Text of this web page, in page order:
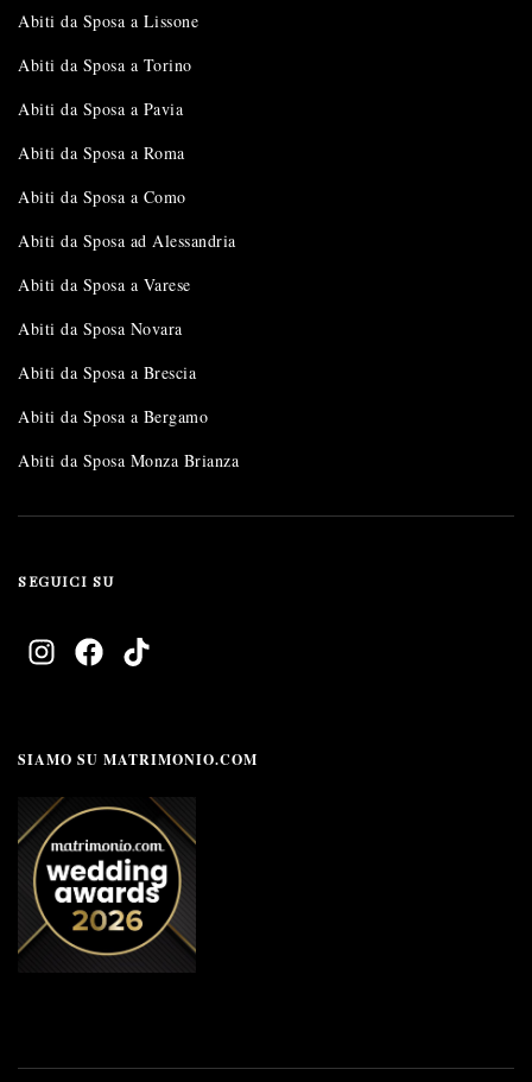
Abiti da Sposa a Lissone
Abiti da Sposa a Torino
Abiti da Sposa a Pavia
Abiti da Sposa a Roma
Abiti da Sposa a Como
Abiti da Sposa ad Alessandria
Abiti da Sposa a Varese
Abiti da Sposa Novara
Abiti da Sposa a Brescia
Abiti da Sposa a Bergamo
Abiti da Sposa Monza Brianza
SEGUICI SU
SIAMO SU MATRIMONIO.COM